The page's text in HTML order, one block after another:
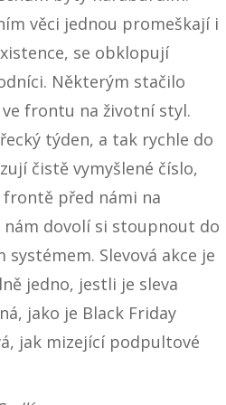
věci jednou promeškají i
se obklopují
Některým stačilo
frontu na životní styl.
týden, a tak rychle do
čistě vymyšlené číslo,
před námi na
nám dovolí si stoupnout do
Slevová akce je
jedno, jestli je sleva
jako je Black Friday
jak mizející podpultové